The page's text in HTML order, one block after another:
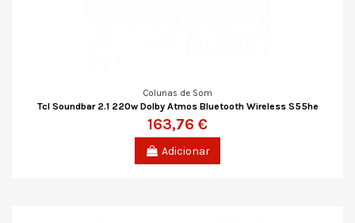
Colunas de Som
Tcl Soundbar 2.1 220w Dolby Atmos Bluetooth Wireless S55he
163,76 €
Adicionar